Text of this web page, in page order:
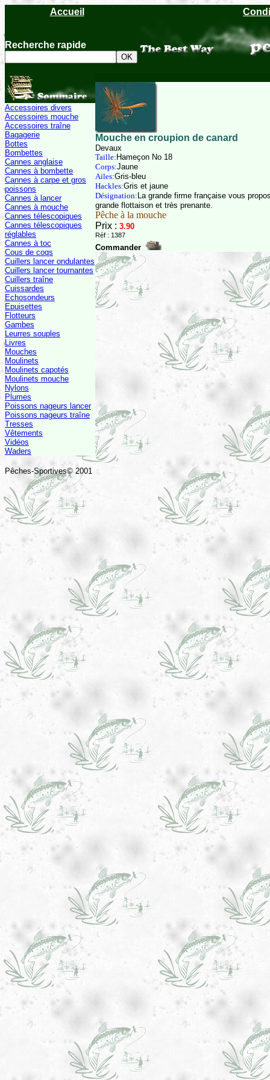
Accueil
Recherche rapide
Accessoires divers
Accessoires mouche
Accessoires traîne
Bagagerie
Bottes
Bombettes
Cannes anglaise
Cannes à bombette
Cannes à carpe et gros
poissons
Cannes à lancer
Cannes à mouche
Cannes télescopiques
Cannes télescopiques
réglables
Cannes à toc
Cous de coqs
Cuillers lancer ondulantes
Cuillers lancer tournantes
Cuillers traîne
Cuissardes
Echosondeurs
Epuisettes
Flotteurs
Gambes
Leurres souples
Livres
Mouches
Moulinets
Moulinets capotés
Moulinets mouche
Nylons
Plumes
Poissons nageurs lancer
Poissons nageurs traîne
Tresses
Vêtements
Vidéos
Waders
Pêches-Sportives© 2001
Mouche en croupion de canard
Devaux
Taille: Hameçon No 18
Corps:Jaune
Ailes:Gris-bleu
Hackles:Gris et jaune
Désignation: La grande firme française vous
grande flottaison et très prenante.
Pêche à la mouche
Prix : 3.90
Réf : 1387
Commander